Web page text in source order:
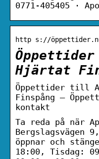
0771-405405 ·
http s://
Hjärtat
Öppettider till
Finspång –
kontakt
Ta reda på när
Bergslagsvägen
öppnar och
18:00, Tisdag: